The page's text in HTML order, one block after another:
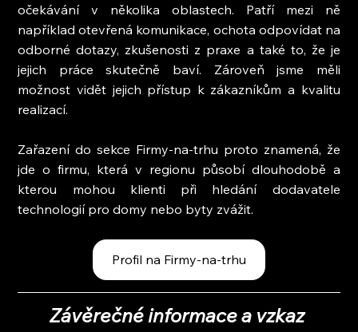
očekávání v několika oblastech. Patří mezi ně
například otevřená komunikace, ochota odpovídat na
odborné dotazy, zkušenosti z praxe a také to, že je
jejich práce skutečně baví. Zároveň jsme měli
možnost vidět jejich přístup k zákazníkům a kvalitu
realizací.
Zařazení do sekce Firmy-na-trhu proto znamená, že
jde o firmu, která v regionu působí dlouhodobě a
kterou mohou klienti při hledání dodavatele
technologií pro domy nebo byty zvážit.
Profil na Firmy-na-trhu
Závěrečné informace a vzkaz